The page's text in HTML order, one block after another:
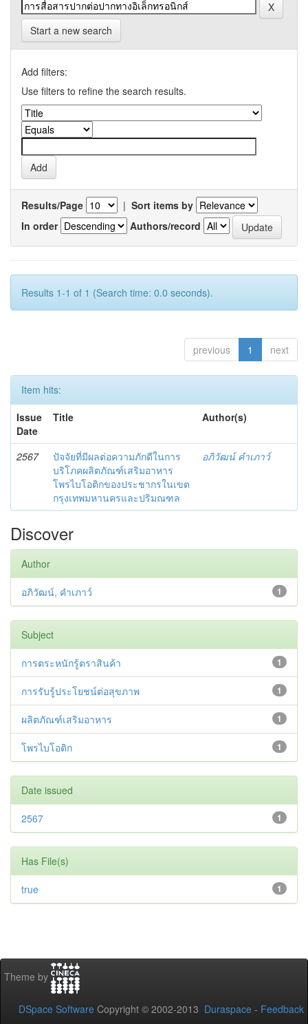
Start a new search
Add filters:
Use filters to refine the search results.
Results/Page | Sort items by
In order
Authors/record
Results 1-1 of 1 (Search time: 0.0 seconds).
previous 1 next
Item hits:
Issue
Date
Title Author(s)
2567
ปัจจัยที่มีผลต่อความภักดีในการ
บริโภคผลิตภัณฑ์เสริมอาหาร
โพรไบโอติกของประชากรในเขต
กรุงเทพมหานครและปริมณฑล
อภิวัฒน์ คำเภาว์
Discover
Author
1
อภิวัฒน์, คำเภาว์
Subject
1
การตระหนักรู้ตราสินค้า
1
การรับรู้ประโยชน์ต่อสุขภาพ
1
ผลิตภัณฑ์เสริมอาหาร
1
โพรไบโอติก
Date issued
1
2567
Has File(s)
1
true
Theme by
DSpace Software Copyright © 2002-2013 Duraspace - Feedback